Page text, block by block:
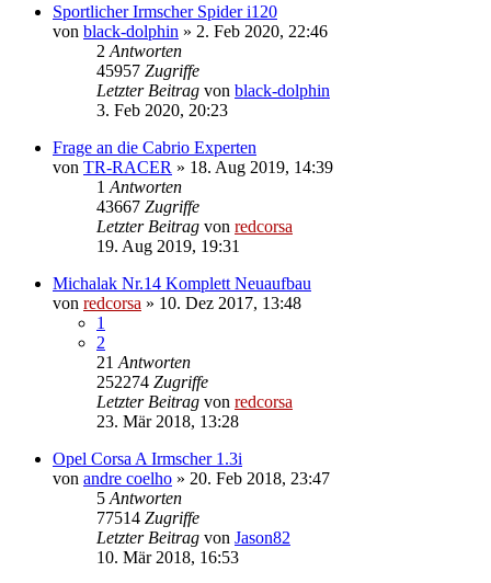
Sportlicher Irmscher Spider i120
von black-dolphin » 2. Feb 2020, 22:46
2 Antworten
45957 Zugriffe
Letzter Beitrag von black-dolphin
3. Feb 2020, 20:23
Frage an die Cabrio Experten
von TR-RACER » 18. Aug 2019, 14:39
1 Antworten
43667 Zugriffe
Letzter Beitrag von redcorsa
19. Aug 2019, 19:31
Michalak Nr.14 Komplett Neuaufbau
von redcorsa » 10. Dez 2017, 13:48
1
2
21 Antworten
252274 Zugriffe
Letzter Beitrag von redcorsa
23. Mär 2018, 13:28
Opel Corsa A Irmscher 1.3i
von andre coelho » 20. Feb 2018, 23:47
5 Antworten
77514 Zugriffe
Letzter Beitrag von Jason82
10. Mär 2018, 16:53